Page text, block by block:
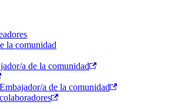
la comunidad
a de la comunidad
a de la comunidad